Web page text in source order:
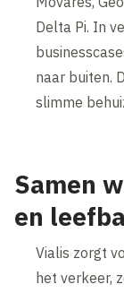
Delta Pi. In
naar buiten.
slimme
Samen
en
Vialis zorgt
het verkeer,